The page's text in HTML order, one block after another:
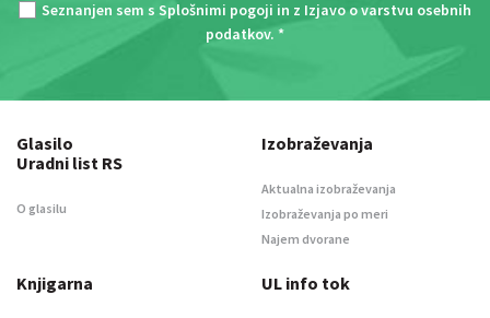
Seznanjen sem s Splošnimi pogoji in z Izjavo o varstvu osebnih
podatkov. *
Glasilo
Uradni list RS
O glasilu
Izobraževanja
Aktualna izobraževanja
Izobraževanja po meri
Najem dvorane
Knjigarna UL info tok